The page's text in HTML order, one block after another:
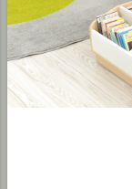
Kėdutės sėdimoji
sėdėjimo
ant kitos.